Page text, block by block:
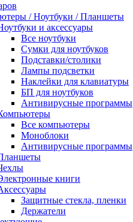
/ Ноутбуки / Планшеты
и аксессуары
Все ноутбуки
Сумки для ноутбуков
Подставки/столики
Лампы подсветки
Наклейки для клавиатуры
БП для ноутбуков
Антивирусные программы
Все компьютеры
Моноблоки
Антивирусные программы
книги
Защитные стекла, пленки
Держатели